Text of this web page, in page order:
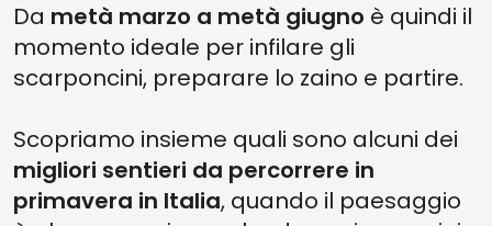
Da metà marzo a metà giugno è quindi il
momento ideale per infilare gli
scarponcini, preparare lo zaino e partire.
Scopriamo insieme quali sono alcuni dei
migliori sentieri da percorrere in
primavera in Italia, quando il paesaggio